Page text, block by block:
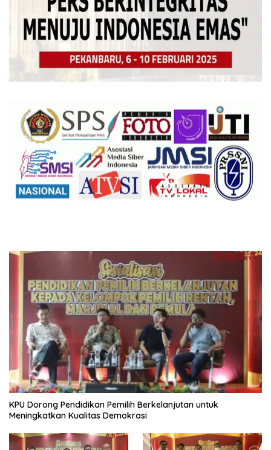
KPU Dorong Pendidikan Pemilih Berkelanjutan untuk
Meningkatkan Kualitas Demokrasi